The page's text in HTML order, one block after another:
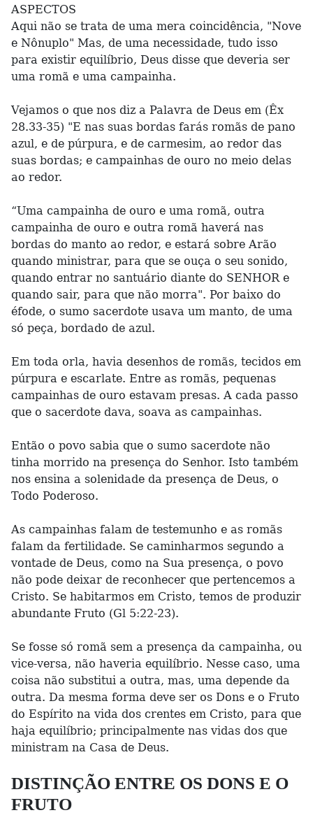
ASPECTOS
Aqui não se trata de uma mera coincidência, "Nove
e Nônuplo" Mas, de uma necessidade, tudo isso
para existir equilíbrio, Deus disse que deveria ser
uma romã e uma campainha.
Vejamos o que nos diz a Palavra de Deus em (Êx
28.33-35) "E nas suas bordas farás romãs de pano
azul, e de púrpura, e de carmesim, ao redor das
suas bordas; e campainhas de ouro no meio delas
ao redor.
“Uma campainha de ouro e uma romã, outra
campainha de ouro e outra romã haverá nas
bordas do manto ao redor, e estará sobre Arão
quando ministrar, para que se ouça o seu sonido,
quando entrar no santuário diante do SENHOR e
quando sair, para que não morra". Por baixo do
éfode, o sumo sacerdote usava um manto, de uma
só peça, bordado de azul.
Em toda orla, havia desenhos de romãs, tecidos em
púrpura e escarlate. Entre as romãs, pequenas
campainhas de ouro estavam presas. A cada passo
que o sacerdote dava, soava as campainhas.
Então o povo sabia que o sumo sacerdote não
tinha morrido na presença do Senhor. Isto também
nos ensina a solenidade da presença de Deus, o
Todo Poderoso.
As campainhas falam de testemunho e as romãs
falam da fertilidade. Se caminharmos segundo a
vontade de Deus, como na Sua presença, o povo
não pode deixar de reconhecer que pertencemos a
Cristo. Se habitarmos em Cristo, temos de produzir
abundante Fruto (Gl 5:22-23).
Se fosse só romã sem a presença da campainha, ou
vice-versa, não haveria equilíbrio. Nesse caso, uma
coisa não substitui a outra, mas, uma depende da
outra. Da mesma forma deve ser os Dons e o Fruto
do Espírito na vida dos crentes em Cristo, para que
haja equilíbrio; principalmente nas vidas dos que
ministram na Casa de Deus.
DISTINÇÃO ENTRE OS DONS E O
FRUTO